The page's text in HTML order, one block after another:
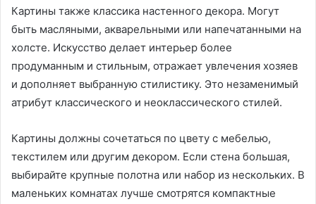
Картины также классика настенного декора. Могут
быть масляными, акварельными или напечатанными на
холсте. Искусство делает интерьер более
продуманным и стильным, отражает увлечения хозяев
и дополняет выбранную стилистику. Это незаменимый
атрибут классического и неоклассического стилей.
Картины должны сочетаться по цвету с мебелью,
текстилем или другим декором. Если стена большая,
выбирайте крупные полотна или набор из нескольких. В
маленьких комнатах лучше смотрятся компактные